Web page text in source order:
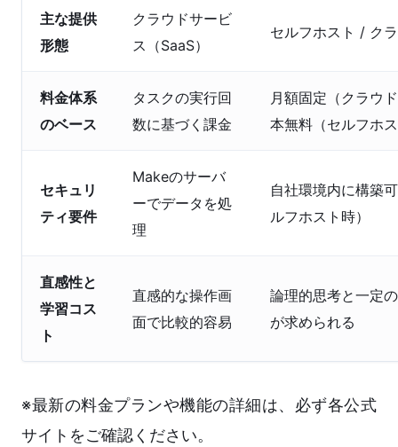
主な提供
形態
クラウドサービ
ス（SaaS）
セルフホスト / ク
料金体系
のベース
タスクの実行回
数に基づく課金
月額固定（クラウ
本無料（セルフホ
セキュリ
ティ要件
Makeのサーバ
ーでデータを処
理
自社環境内に構築
ルフホスト時）
直感性と
学習コス
ト
直感的な操作画
面で比較的容易
論理的思考と一定
が求められる
※最新の料金プランや機能の詳細は、必ず各公式
サイトをご確認ください。